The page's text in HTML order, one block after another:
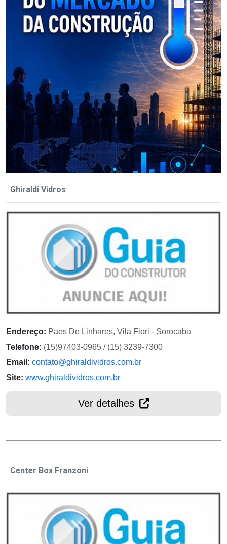
Ghiraldi Vidros
Endereço: Paes De Linhares, Vila Fiori - Sorocaba
Telefone: (15)97403-0965 / (15) 3239-7300
Email: contato@ghiraldividros.com.br
Site: www.ghiraldividros.com.br
Ver detalhes
Center Box Franzoni